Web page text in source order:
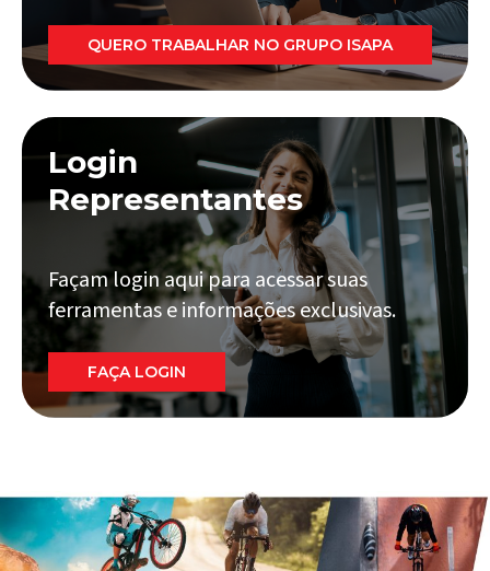
QUERO TRABALHAR NO GRUPO ISAPA
Login
Representantes
Façam login aqui para acessar suas
ferramentas e informações exclusivas.
FAÇA LOGIN